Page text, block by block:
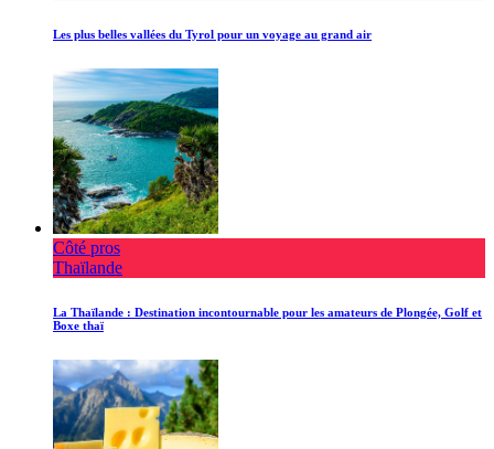
Les plus belles vallées du Tyrol pour un voyage au grand air
Côté pros
Thaïlande
La Thaïlande : Destination incontournable pour les amateurs de Plongée, Golf et
Boxe thaï